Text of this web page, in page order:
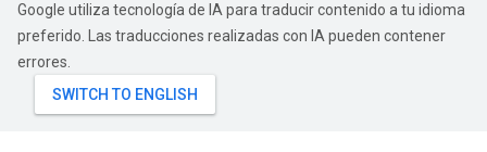
Google utiliza tecnología de IA para traducir contenido a tu idioma
preferido. Las traducciones realizadas con IA pueden contener
errores.